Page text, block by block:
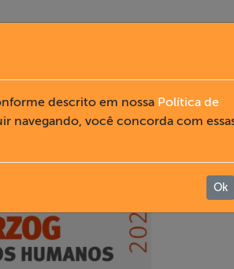
descrito em nossa Política de
navegando, você concorda com
Ok